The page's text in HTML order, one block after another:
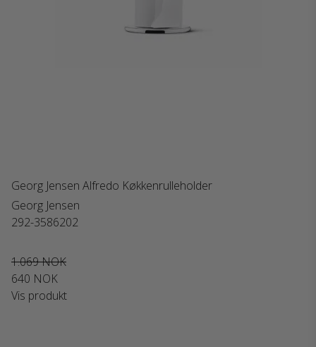
Georg Jensen Alfredo Køkkenrulleholder
Georg Jensen
292-3586202
1.069 NOK
640 NOK
Vis produkt